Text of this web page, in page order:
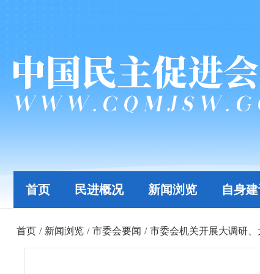
首页 民进概况 新闻浏览 自身
首页 / 新闻浏览 / 市委会要闻 / 市委会机关开展大调研、